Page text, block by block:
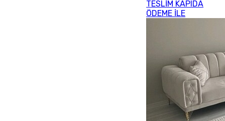
TESLİM KAPIDA
ÖDEME İLE